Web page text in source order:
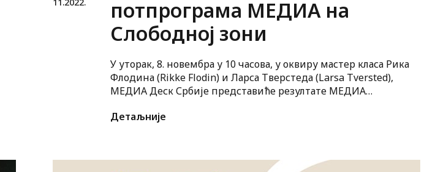
потпрограма МЕДИА на
Слободној зони
У уторак, 8. новембра у 10 часова, у оквиру мастер класа Рика
Флодина (Rikke Flodin) и Ларса Тверстеда (Larsa Tversted),
МЕДИА Деск Србије представиће резултате МЕДИА
Детаљније